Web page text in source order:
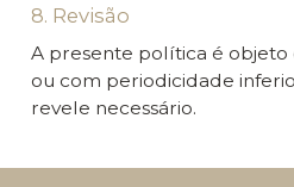
8. Revisão
A presente política é objeto
ou com periodicidade
revele necessário.